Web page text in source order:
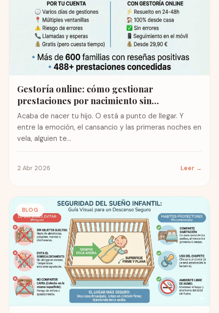
Gestoría online: cómo gestionar
prestaciones por nacimiento sin
complicaciones
Acaba de nacer tu hijo. O está a punto de llegar. Y
entre la emoción, el cansancio y las primeras noches en
vela, alguien te...
2 Abr 2026 Leer →
BLOG